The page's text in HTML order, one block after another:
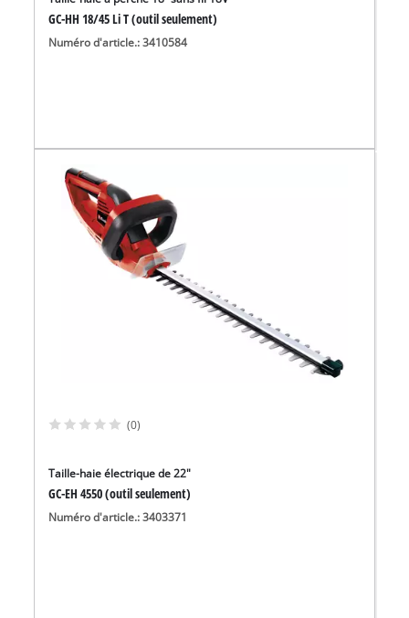
GC-HH 18/45 Li T (outil seulement)
Numéro d'article.: 3410584
(0)
Taille-haie électrique de 22"
GC-EH 4550 (outil seulement)
Numéro d'article.: 3403371